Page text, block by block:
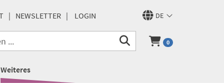
DE
NEWSLETTER LOGIN
0
Weiteres